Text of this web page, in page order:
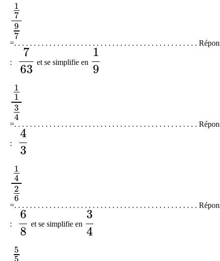
1
7
9
7
179
=. . . . . . . . . . . . . . . . . . . . . . . . . . . . . . . . . . . . . . . . . . . . . . .
:
7
63
763 et se simplifie en
1
9
19
1
1
3
4
1134
=. . . . . . . . . . . . . . . . . . . . . . . . . . . . . . . . . . . . . . . . . . . . . . .
:
4
3
43
1
4
2
6
142
=. . . . . . . . . . . . . . . . . . . . . . . . . . . . . . . . . . . . . . . . . . . . . . .
:
6
8
68 et se simplifie en
3
4
34
5